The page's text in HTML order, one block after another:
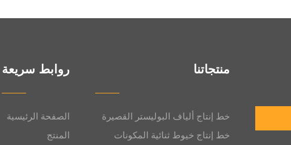
منتجاتنا
خط إنتاج ألياف البوليستر القصيرة
خط إنتاج خيوط ثنائية المكونات
روابط سريعة
الصفحة الرئيسية
المنتج